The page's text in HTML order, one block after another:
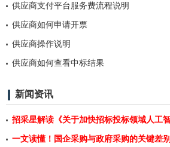
供应商支付平台服务费流程说明
供应商如何申请开票
供应商操作说明
供应商如何查看中标结果
新闻资讯
一文读懂！国企采购与政府采购的关键差别